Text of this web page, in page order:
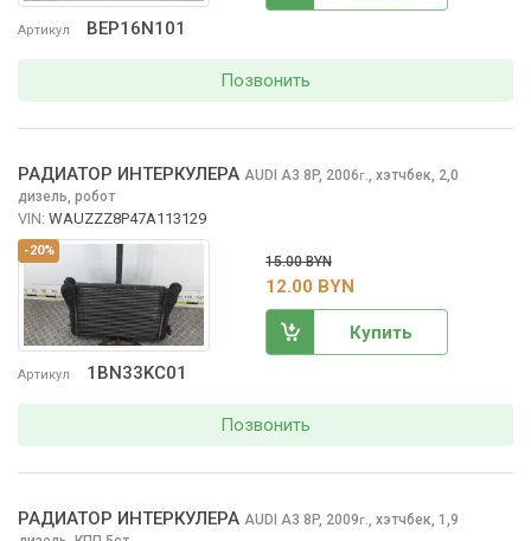
Артикул BEP16N101
Позвонить
-20%
Артикул 1BN33KC01
РАДИАТОР ИНТЕРКУЛЕРА AUDI A3 8P, 2006г., хэтчбек, 2,0
дизель, робот
VIN: WAUZZZ8P47A113129
15.00 BYN
12.00 BYN
Купить
Позвонить
РАДИАТОР ИНТЕРКУЛЕРА AUDI A3 8P, 2009г., хэтчбек, 1,9